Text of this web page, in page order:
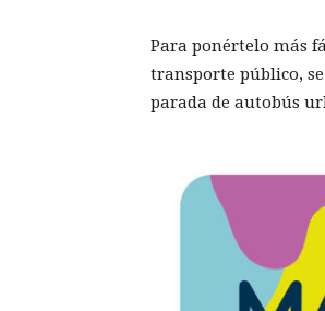
Para ponértelo más
transporte público,
parada de autobús